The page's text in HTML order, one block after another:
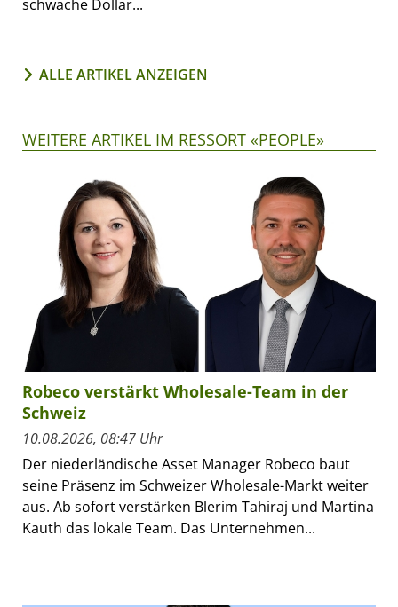
schwache Dollar...
ALLE ARTIKEL ANZEIGEN
WEITERE ARTIKEL IM RESSORT «PEOPLE»
Robeco verstärkt Wholesale-Team in der
Schweiz
10.08.2026, 08:47 Uhr
Der niederländische Asset Manager Robeco baut
seine Präsenz im Schweizer Wholesale-Markt weiter
aus. Ab sofort verstärken Blerim Tahiraj und Martina
Kauth das lokale Team. Das Unternehmen...